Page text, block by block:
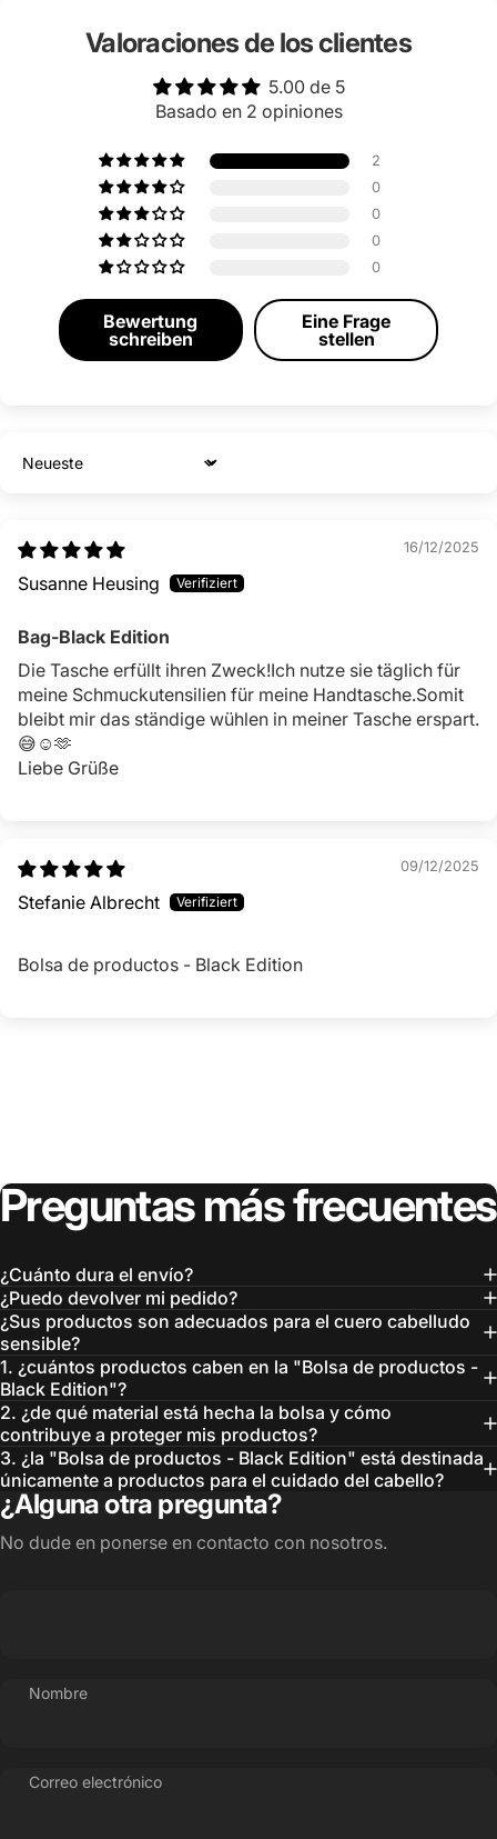
Valoraciones de los clientes
5.00 de 5
Basado en 2 opiniones
2
0
0
0
0
Bewertung
schreiben
Eine Frage
stellen
Sort by
16/12/2025
Susanne Heusing
Bag-Black Edition
Die Tasche erfüllt ihren Zweck!Ich nutze sie täglich für
meine Schmuckutensilien für meine Handtasche.Somit
bleibt mir das ständige wühlen in meiner Tasche erspart.
😅☺️🫶
Liebe Grüße
09/12/2025
Stefanie Albrecht
Bolsa de productos - Black Edition
Preguntasmásfrecuentes
¿Cuánto dura el envío?
¿Puedo devolver mi pedido?
¿Sus productos son adecuados para el cuero cabelludo
sensible?
1. ¿cuántos productos caben en la "Bolsa de productos -
Black Edition"?
2. ¿de qué material está hecha la bolsa y cómo
contribuye a proteger mis productos?
3. ¿la "Bolsa de productos - Black Edition" está destinada
únicamente a productos para el cuidado del cabello?
¿Alguna otra pregunta?
No dude en ponerse en contacto con nosotros.
Nombre
Correo electrónico